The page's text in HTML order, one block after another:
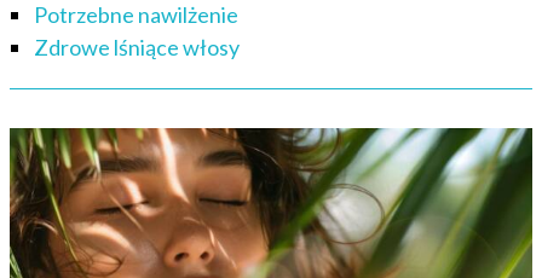
Potrzebne nawilżenie
Zdrowe lśniące włosy